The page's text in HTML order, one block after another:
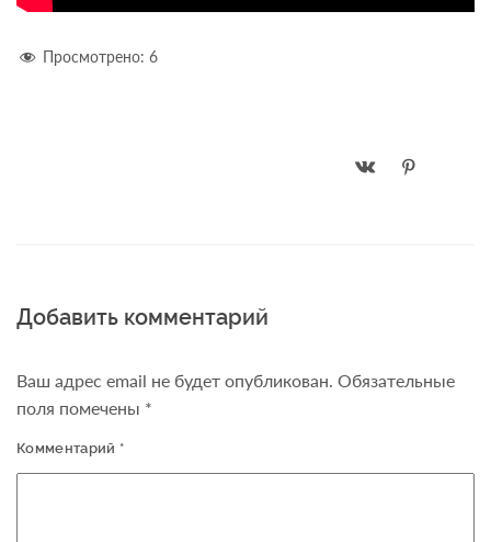
Просмотрено: 6
Добавить комментарий
Ваш адрес email не будет опубликован. Обязательные
поля помечены *
Комментарий *